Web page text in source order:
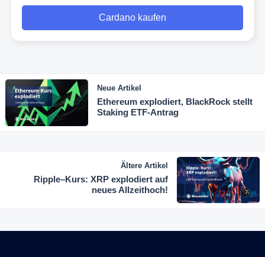
Cardano kaufen
Neue Artikel
Ethereum explodiert, BlackRock stellt
Staking ETF-Antrag
Ältere Artikel
Ripple–Kurs: XRP explodiert auf
neues Allzeithoch!